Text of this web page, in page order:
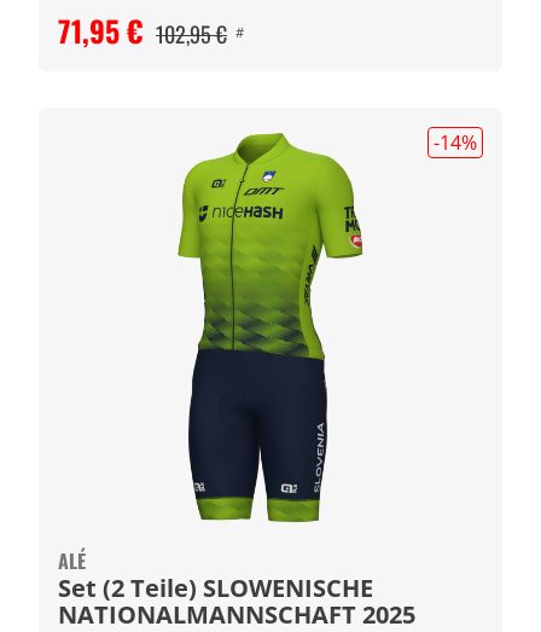
71,95 € 102,95 € #
-14%
ALÉ
Set (2 Teile) SLOWENISCHE
NATIONALMANNSCHAFT 2025